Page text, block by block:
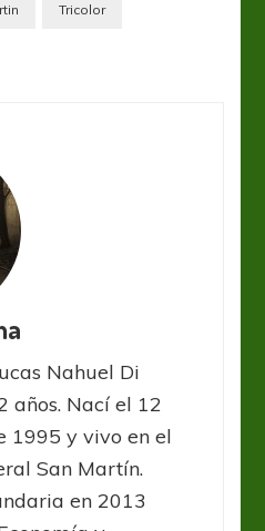
Tricolor
Nahuel Di
años. Nací el 12
1995 y vivo en el
San Martín.
en 2013